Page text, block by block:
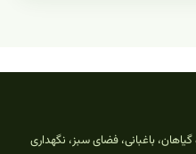
باغبانی، فضای سبز، نگهداری